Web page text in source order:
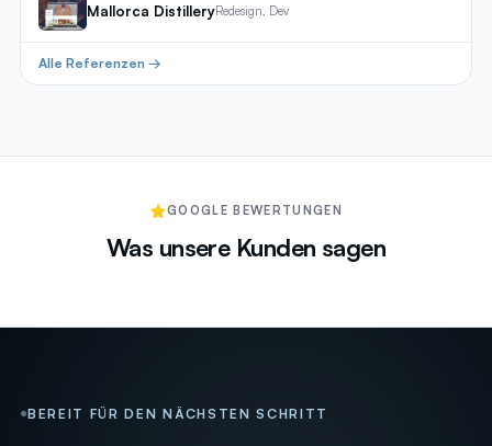
Mallorca DistilleryRedesign, Dev
Alle Referenzen →
GOOGLE BEWERTUNGEN
Was unsere Kunden sagen
BEREIT FÜR DEN NÄCHSTEN SCHRITT